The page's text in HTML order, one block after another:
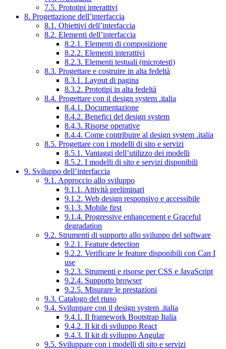
7.5. Prototipi interattivi
8. Progettazione dell’interfaccia
8.1. Obiettivi dell’interfaccia
8.2. Elementi dell’interfaccia
8.2.1. Elementi di composizione
8.2.2. Elementi interattivi
8.2.3. Elementi testuali (microtesti)
8.3. Progettare e costruire in alta fedeltà
8.3.1. Layout di pagina
8.3.2. Prototipi in alta fedeltà
8.4. Progettare con il design system .italia
8.4.1. Documentazione
8.4.2. Benefici del design system
8.4.3. Risorse operative
8.4.4. Come contribuire al design system .italia
8.5. Progettare con i modelli di sito e servizi
8.5.1. Vantaggi dell’utilizzo dei modelli
8.5.2. I modelli di sito e servizi disponibili
9. Sviluppo dell’interfaccia
9.1. Approccio allo sviluppo
9.1.1. Attività preliminari
9.1.2. Web design responsivo e accessibile
9.1.3. Mobile first
9.1.4. Progressive enhancement e Graceful
degradation
9.2. Strumenti di supporto allo sviluppo del software
9.2.1. Feature detection
9.2.2. Verificare le feature disponibili con Can I
use
9.2.3. Strumenti e risorse per CSS e JavaScript
9.2.4. Supporto browser
9.2.5. Misurare le prestazioni
9.3. Catalogo del riuso
9.4. Sviluppare con il design system .italia
9.4.1. Il framework Bootstrap Italia
9.4.2. Il kit di sviluppo React
9.4.3. Il kit di sviluppo Angular
9.5. Sviluppare con i modelli di sito e servizi